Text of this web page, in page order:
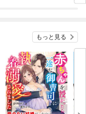
日
もっと見る